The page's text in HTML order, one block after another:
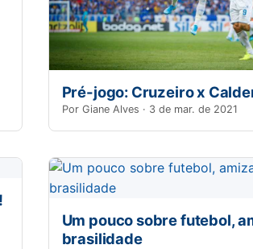
Pré-jogo: Cruzeiro x
Por Giane Alves · 3 de mar. de 2021
Um pouco sobre futebol,
brasilidade